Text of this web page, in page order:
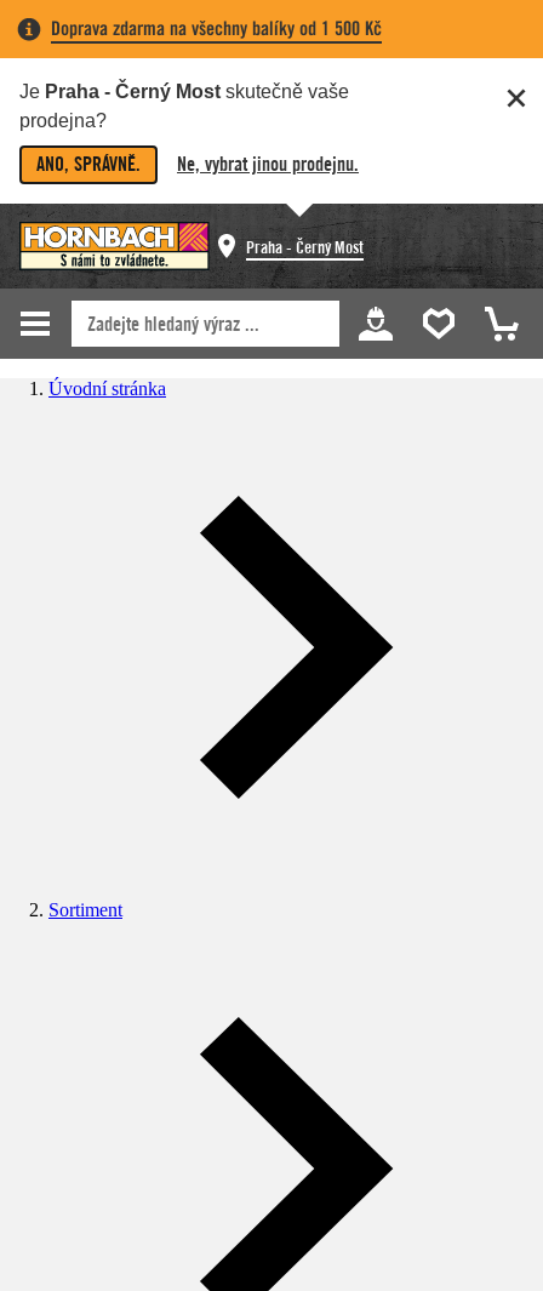
Doprava zdarma na všechny balíky od 1 500 Kč
Je Praha - Černý Most skutečně vaše
prodejna?
ANO, SPRÁVNĚ. Ne, vybrat jinou prodejnu.
Praha - Černý Most
Úvodní stránka
Sortiment